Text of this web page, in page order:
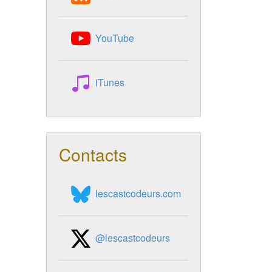
YouTube
iTunes
Contacts
lescastcodeurs.com
@lescastcodeurs